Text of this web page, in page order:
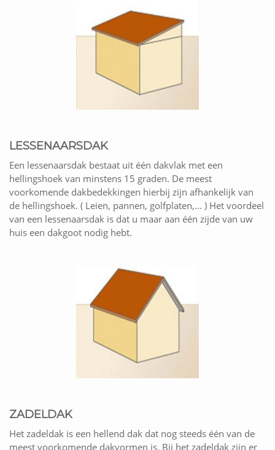
LESSENAARSDAK
Een lessenaarsdak bestaat uit één dakvlak met een
hellingshoek van minstens 15 graden. De meest
voorkomende dakbedekkingen hierbij zijn afhankelijk van
de hellingshoek. ( Leien, pannen, golfplaten,... ) Het voordeel
van een lessenaarsdak is dat u maar aan één zijde van uw
huis een dakgoot nodig hebt.
ZADELDAK
Het zadeldak is een hellend dak dat nog steeds één van de
meest voorkomende dakvormen is. Bij het zadeldak zijn er